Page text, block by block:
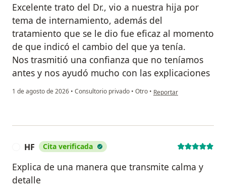
Excelente trato del Dr., vio a nuestra hija por
tema de internamiento, además del
tratamiento que se le dio fue eficaz al momento
de que indicó el cambio del que ya tenía.
Nos trasmitió una confianza que no teníamos
antes y nos ayudó mucho con las explicaciones
1 de agosto de 2026 • Consultorio privado • Otro • en opinión del usuario M.
Reportar
HF Cita verificada
Explica de una manera que transmite calma y
detalle